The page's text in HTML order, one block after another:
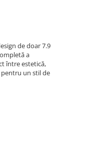
de doar 7.9
a
între estetică,
un stil de